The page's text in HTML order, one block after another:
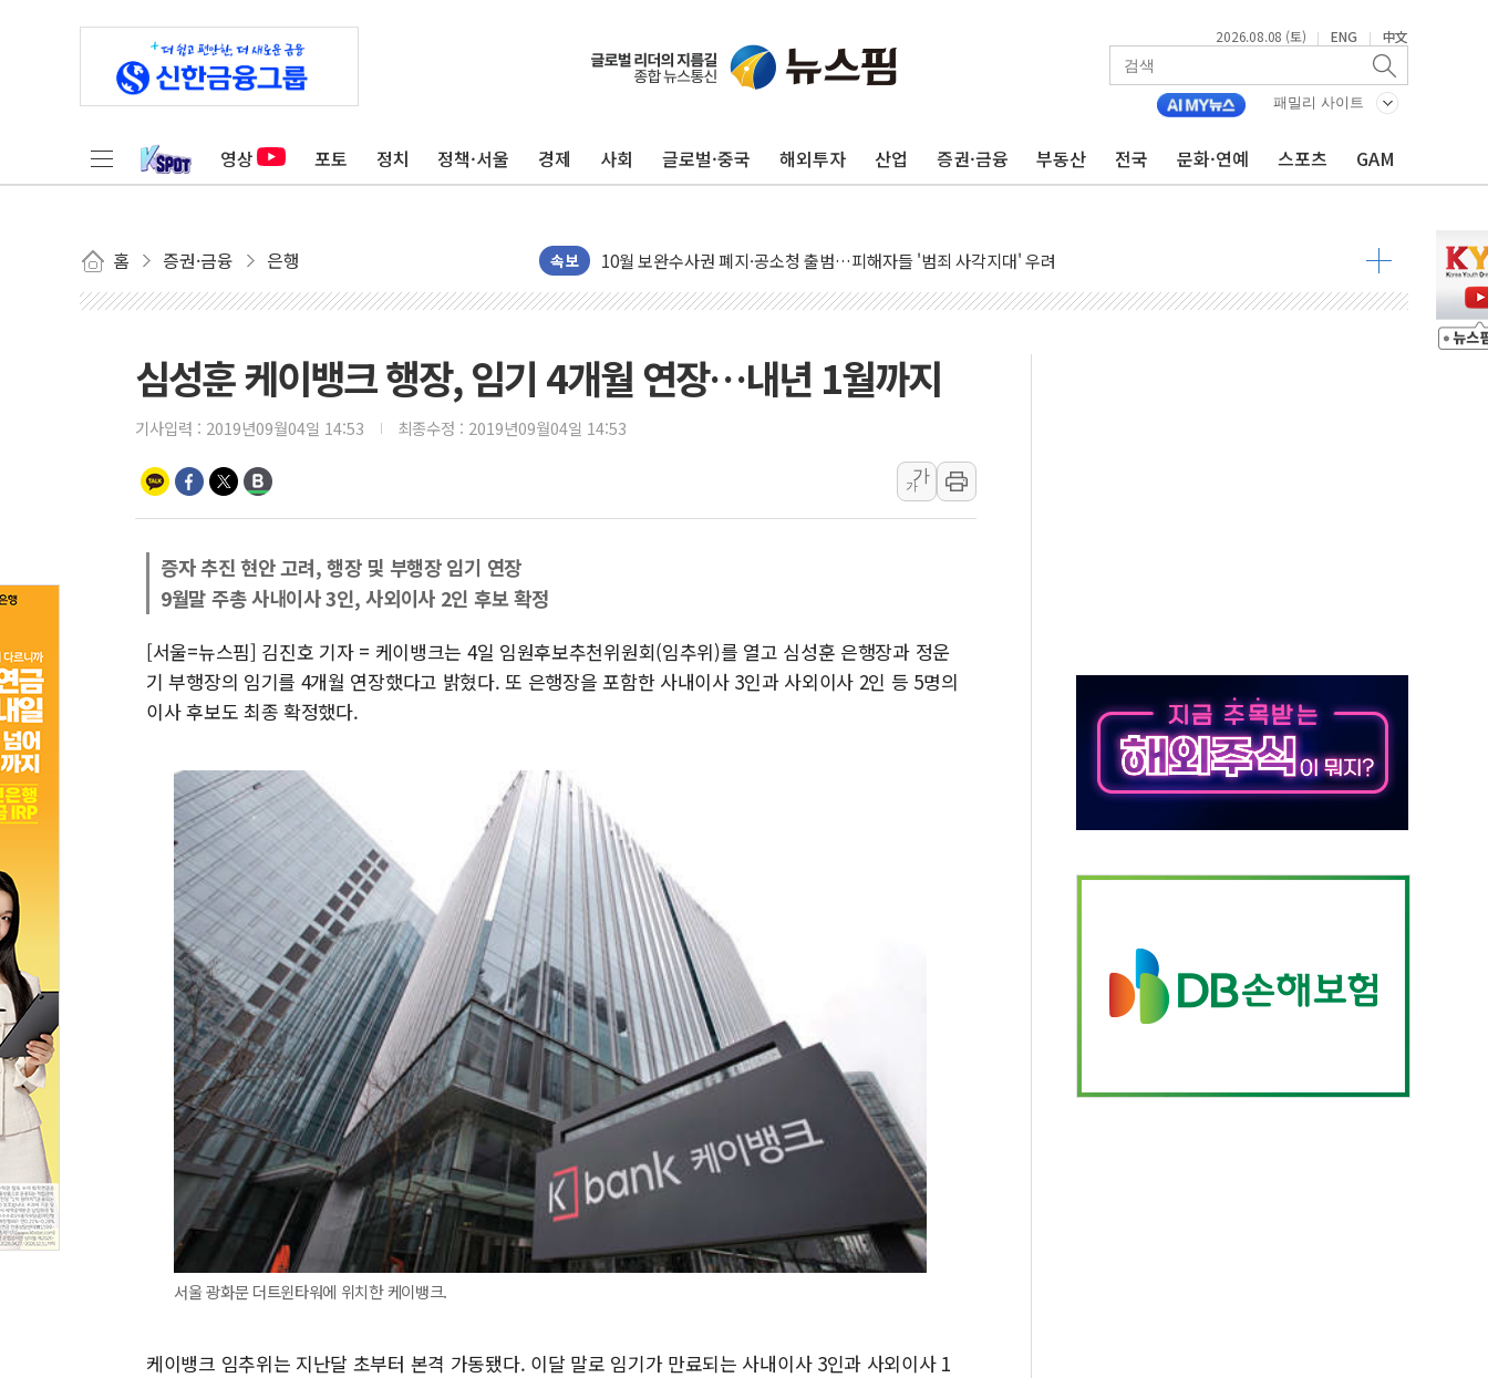
2026.08.08 (토) | ENG | 中文
패밀리 사이트
영상 포토 정치 정책·서울 경제 사회 글로벌·중국 해외투자 산업 증권·금융 부동산 전국 문화·연예 스포츠 GAM
홈 증권·금융 은행 속보
청양 밭에서 일하던 90대 숨져…온열질환 여부 조사
폭염에 車 운전면허 기능시험 오전 집중 편성…체감온도 38도 넘으면 중단
'호우 특보' 경북 울진 시간당 20~30mm 강한 비...가뭄 해소될 듯
주말 무더위·열대야 지속…내륙 곳곳 소나기
충북 주말 무더위 지속…청주·진천 35도, 곳곳 소나기
한상협, 업계 개인정보 보안 새판 짠다…'자율규제단체' 타진
뉴욕증시, 고용 쇼크에 금리 인상 우려 후퇴…S&P500 최고치
미 연준 매파 기세 꺾이나…고용 감소에 9월 동결 전망 우세
[종합] 이슬람 수니파 3국, '공동방위협정' 체결… 이스라엘·이란 위협에 맞설 자체 억지력 강화
심성훈 케이뱅크 행장, 임기 4개월 연장…내년 1월까지
기사입력 : 2019년09월04일 14:53 최종수정 : 2019년09월04일 14:53
가
가
증자 추진 현안 고려, 행장 및 부행장 임기 연장
9월말 주총 사내이사 3인, 사외이사 2인 후보 확정
[서울=뉴스핌] 김진호 기자 = 케이뱅크는 4일 임원후보추천위원회(임추위)를 열고 심성훈 은행장과 정운
기 부행장의 임기를 4개월 연장했다고 밝혔다. 또 은행장을 포함한 사내이사 3인과 사외이사 2인 등 5명의
이사 후보도 최종 확정했다.
서울 광화문 더트윈타워에 위치한 케이뱅크.
케이뱅크 임추위는 지난달 초부터 본격 가동됐다. 이달 말로 임기가 만료되는 사내이사 3인과 사외이사 1